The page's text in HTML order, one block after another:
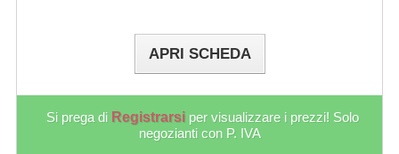
APRI SCHEDA
Si prega di Registrarsi per visualizzare i prezzi! Solo
negozianti con P. IVA